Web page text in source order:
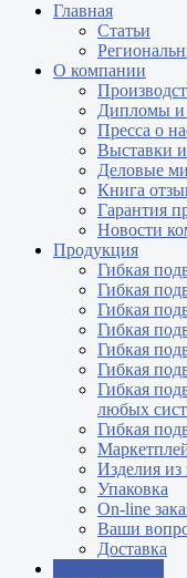
Главная
Статьи
О компании
Дипломы и
Пресса о
Выставки
Деловые
Книга
Гарантия
Новости
Продукция
Гибкая
Гибкая
Гибкая
Гибкая
Гибкая
Гибкая
Гибкая
любых
Гибкая
Изделия из
Упаковка
On-line
Ваши
Доставка